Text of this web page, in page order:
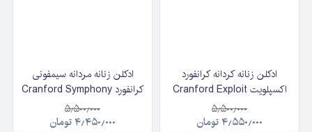
ادکلن زنانه کردانه کرانفورد
اکسپلویت Cranford Exploit
حجم 125 میلی لیتر۵٫۵۰۰٫۰۰۰
۴٫۵۵۰٫۰۰۰تومان
ادکلن زنانه مردانه سیمفونی
کرانفورد Cranford Symphony
حجم 125 میلی لیتر۵٫۵۰۰٫۰۰۰
۴٫۴۵۰٫۰۰۰تومان